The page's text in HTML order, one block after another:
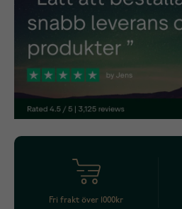
Fri frakt över 1000kr